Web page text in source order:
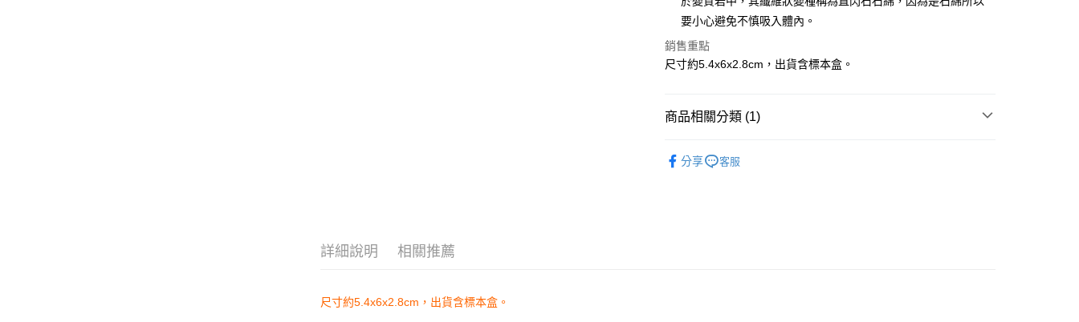
悠遊付
ATM付款
每筆NT$80，滿NT$3,000(含以上)免運費
要小心避免不慎吸入體內。
銷售重點
尺寸約5.4x6x2.8cm，出貨含標本盒。
商品相關分類 (1)
分享
客服
詳細說明 相關推薦
尺寸約5.4x6x2.8cm，出貨含標本盒。